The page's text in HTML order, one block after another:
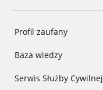
Profil zaufany
Baza wiedzy
Serwis Służby Cywilnej